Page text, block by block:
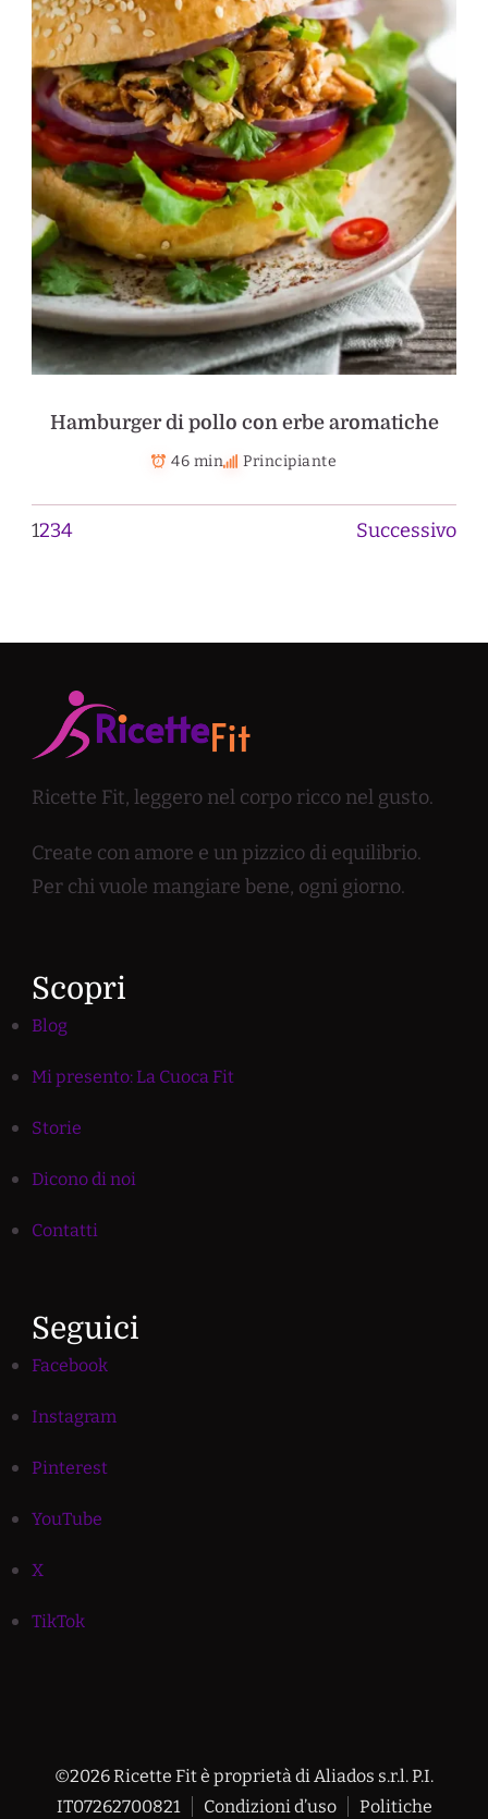
Hamburger di pollo con erbe aromatiche
46 min Principiante
1234 Successivo
Ricette Fit, leggero nel corpo ricco nel gusto.
Create con amore e un pizzico di equilibrio.
Per chi vuole mangiare bene, ogni giorno.
Scopri
Blog
Mi presento: La Cuoca Fit
Storie
Dicono di noi
Contatti
Seguici
Facebook
Instagram
Pinterest
YouTube
X
TikTok
©2026 Ricette Fit è proprietà di Aliados s.r.l. P.I.
IT07262700821
Condizioni d’uso Politiche